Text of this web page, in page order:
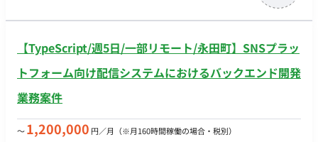
ートだが、月1回永田町のオフィス出社
ウザ画面 ・Webページに組み込むタグの実装 →LOAへの流入
開発環境 ・フロント：React, MUI, TypeScript ・バックエン
ド：node, TypeScript ・インフラ：AWS, CDK(TypeScript), ECS
■チーム体制 ・開発者：3名〜4名 ・プロダクトオーナー：1名
（CTOが 兼務） ■開発スタイル・コミュニケーション ▼スプ
リント(半⽉） 〇スプリントプランニング 〇デイリースク
【TypeScript/週5日/一部リモート/永田町】SNSプラッ
トフォーム向け配信システムにおけるバックエンド開発
業務案件
〜1,200,000 円／月 （※月160時間稼働の場合・税別）